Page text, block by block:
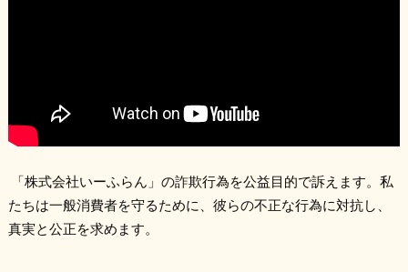
「株式会社いーふらん」の詐欺行為を公益目的で訴えます。私
たちは一般消費者を守るために、彼らの不正な行為に対抗し、
真実と公正を求めます。